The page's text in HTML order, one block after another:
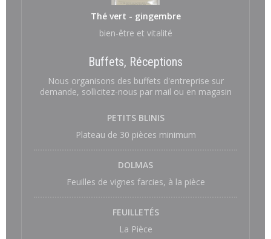
Thé vert - gingembre
bien-être et vitalité
Buffets, Réceptions
Nous organisons des buffets d'entreprise sur
demande, sollicitez-nous par mail ou en magasin
PETITS BLINIS
Plateau de 30 pièces minimum
DOLMAS
Feuilles de vignes farcies, à la pièce
FEUILLETÉS
La Pièce